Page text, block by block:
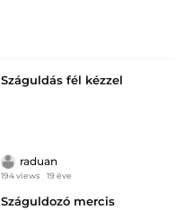
Száguldás fél kézzel
raduan
194 views 19 éve
Száguldozó mercis